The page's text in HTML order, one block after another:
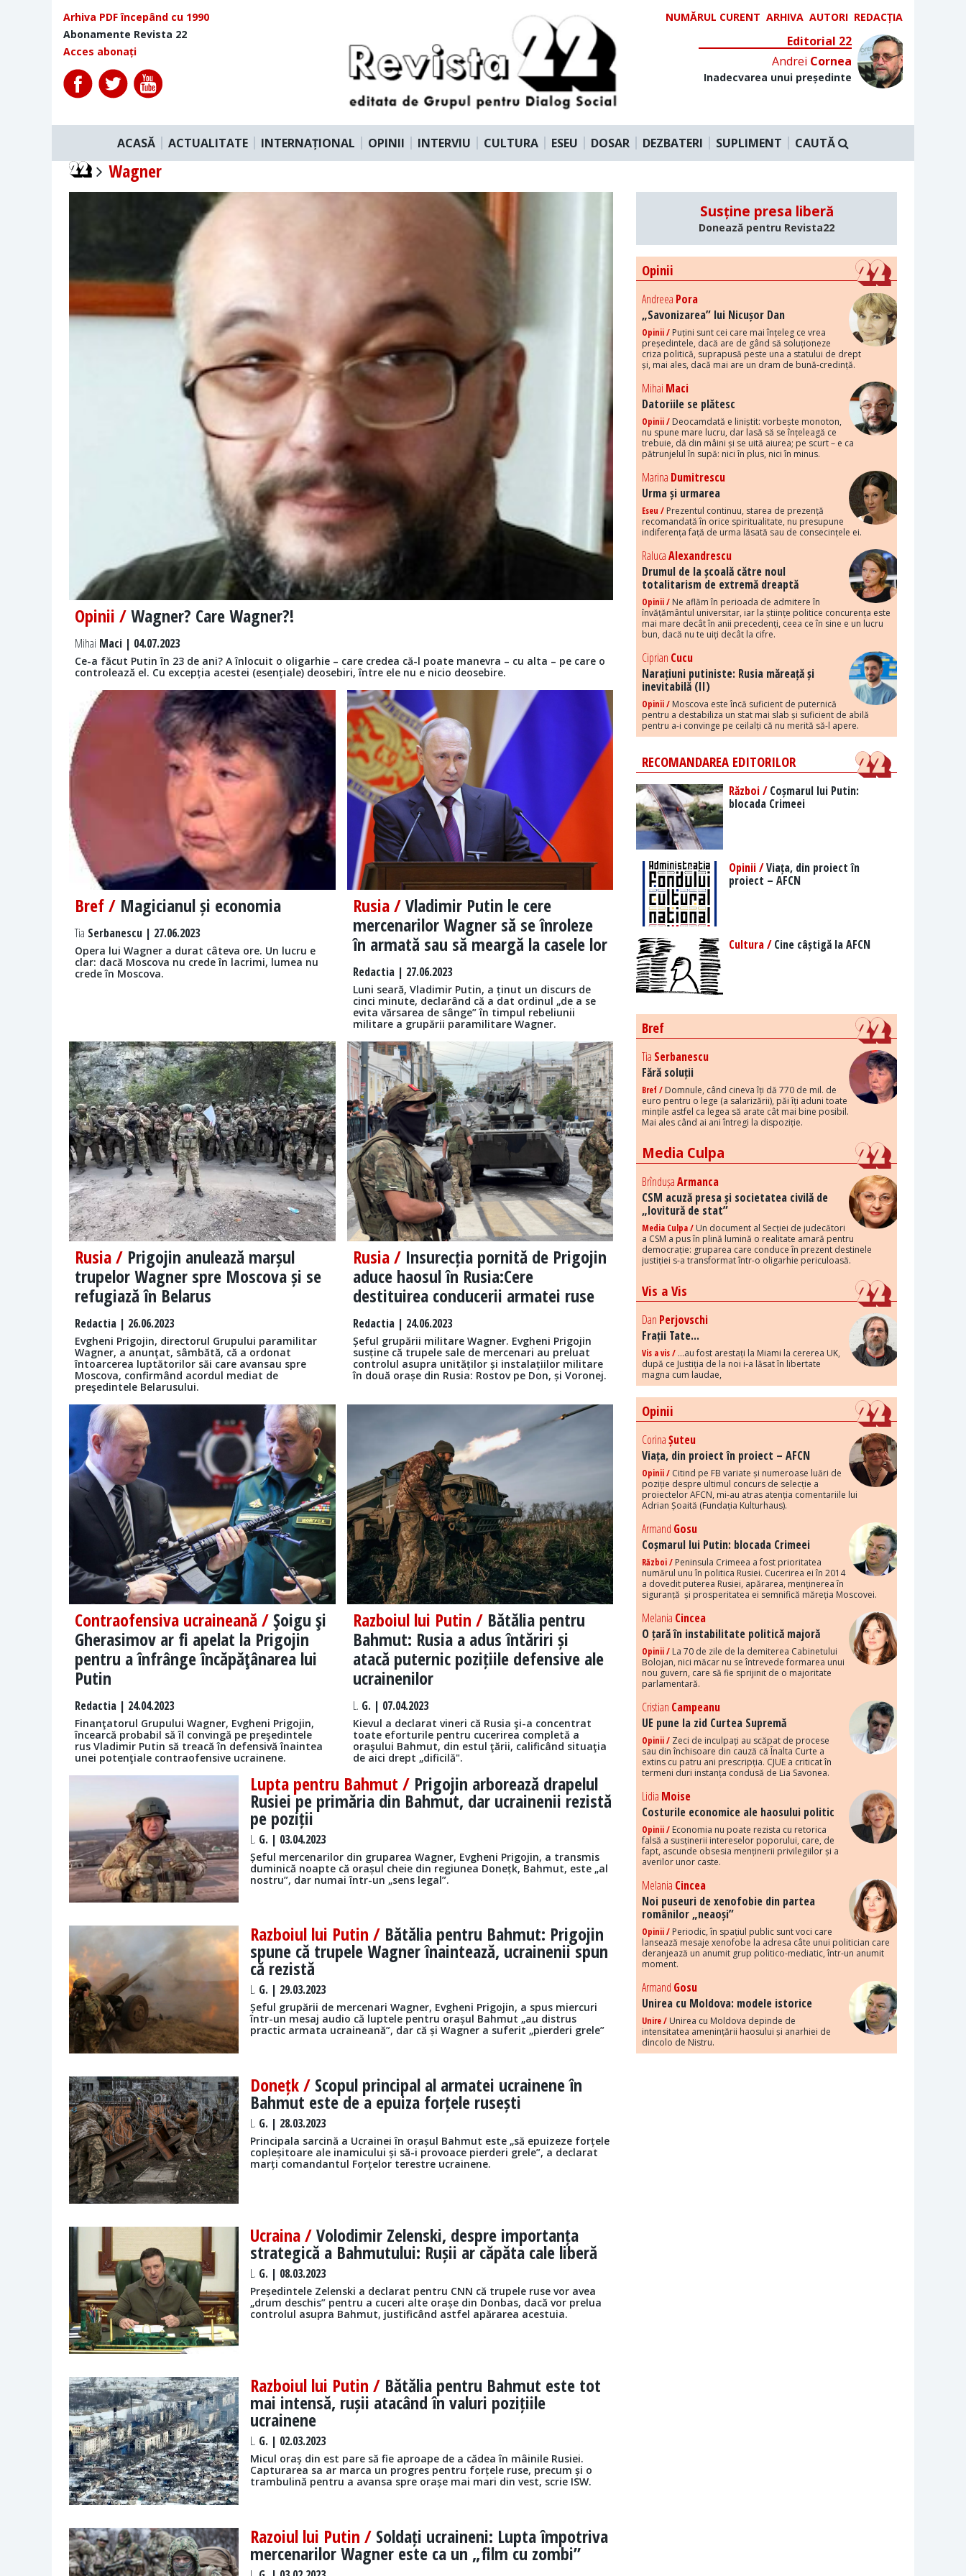
Arhiva PDF începând cu 1990
Abonamente Revista 22
Acces abonați
NUMĂRUL CURENT ARHIVA AUTORI REDACȚIA
Editorial 22
Andrei Cornea
Inadecvarea unui președinte
ACASĂ ACTUALITATE INTERNAȚIONAL OPINII INTERVIU CULTURA ESEU DOSAR DEZBATERI SUPLIMENT CAUTĂ
Wagner
Opinii /Wagner? Care Wagner?!
Mihai Maci | 04.07.2023
Ce-a făcut Putin în 23 de ani? A înlocuit o oligarhie – care credea că-l poate manevra – cu alta – pe care o
controlează el. Cu excepția acestei (esențiale) deosebiri, între ele nu e nicio deosebire.
Bref / Magicianul și economia
Tia Serbanescu | 27.06.2023
Opera lui Wagner a durat câteva ore. Un lucru e
clar: dacă Moscova nu crede în lacrimi, lumea nu
crede în Moscova.
Rusia /Vladimir Putin le cere
mercenarilor Wagner să se înroleze
în armată sau să meargă la casele lor
Redactia| 27.06.2023
Luni seară, Vladimir Putin, a ținut un discurs de
cinci minute, declarând că a dat ordinul „de a se
evita vărsarea de sânge” în timpul rebeliunii
militare a grupării paramilitare Wagner.
Rusia / Prigojin anulează marșul
trupelor Wagner spre Moscova și se
refugiază în Belarus
Redactia | 26.06.2023
Evgheni Prigojin, directorul Grupului paramilitar
Wagner, a anunţat, sâmbătă, că a ordonat
întoarcerea luptătorilor săi care avansau spre
Moscova, confirmând acordul mediat de
preşedintele Belarusului.
Rusia / Insurecția pornită de Prigojin
aduce haosul în Rusia:Cere
destituirea conducerii armatei ruse
Redactia| 24.06.2023
Șeful grupării militare Wagner. Evgheni Prigojin
susține că trupele sale de mercenari au preluat
controlul asupra unităților și instalațiilor militare
în două orașe din Rusia: Rostov pe Don, și Voronej.
Contraofensiva ucraineană /Şoigu şi
Gherasimov ar fi apelat la Prigojin
pentru a înfrânge încăpăţânarea lui
Putin
Redactia | 24.04.2023
Finanţatorul Grupului Wagner, Evgheni Prigojin,
încearcă probabil să îl convingă pe preşedintele
rus Vladimir Putin să treacă în defensivă înaintea
unei potenţiale contraofensive ucrainene.
Razboiul lui Putin / Bătălia pentru
Bahmut: Rusia a adus întăriri și
atacă puternic pozițiile defensive ale
ucrainenilor
L. G. | 07.04.2023
Kievul a declarat vineri că Rusia şi-a concentrat
toate eforturile pentru cucerirea completă a
oraşului Bahmut, din estul ţării, calificând situaţia
de aici drept „dificilă".
Lupta pentru Bahmut / Prigojin arborează drapelul
Rusiei pe primăria din Bahmut, dar ucrainenii rezistă
pe poziții
L. G. | 03.04.2023
Șeful mercenarilor din gruparea Wagner, Evgheni Prigojin, a transmis
duminică noapte că orașul cheie din regiunea Donețk, Bahmut, este „al
nostru”, dar numai într-un „sens legal”.
Razboiul lui Putin / Bătălia pentru Bahmut: Prigojin
spune că trupele Wagner înaintează, ucrainenii spun
că rezistă
L. G. | 29.03.2023
Șeful grupării de mercenari Wagner, Evgheni Prigojin, a spus miercuri
într-un mesaj audio că luptele pentru orașul Bahmut „au distrus
practic armata ucraineană”, dar că și Wagner a suferit „pierderi grele”
Donețk / Scopul principal al armatei ucrainene în
Bahmut este de a epuiza forțele rusești
L. G. | 28.03.2023
Principala sarcină a Ucrainei în orașul Bahmut este „să epuizeze forțele
copleșitoare ale inamicului și să-i provoace pierderi grele”, a declarat
marți comandantul Forțelor terestre ucrainene.
Ucraina /Volodimir Zelenski, despre importanța
strategică a Bahmutului: Rușii ar căpăta cale liberă
L. G. | 08.03.2023
Președintele Zelenski a declarat pentru CNN că trupele ruse vor avea
„drum deschis” pentru a cuceri alte orașe din Donbas, dacă vor prelua
controlul asupra Bahmut, justificând astfel apărarea acestuia.
Razboiul lui Putin / Bătălia pentru Bahmut este tot
mai intensă, rușii atacând în valuri pozițiile
ucrainene
L. G. | 02.03.2023
Micul oraș din est pare să fie aproape de a cădea în mâinile Rusiei.
Capturarea sa ar marca un progres pentru forțele ruse, precum și o
trambulină pentru a avansa spre orașe mai mari din vest, scrie ISW.
Razoiul lui Putin / Soldați ucraineni: Lupta împotriva
mercenarilor Wagner este ca un „film cu zombi”
Susține presa liberă
Donează pentru Revista22
Opinii
Andreea Pora
„Savonizarea” lui Nicușor Dan
Opinii / Puțini sunt cei care mai înțeleg ce vrea
președintele, dacă are de gând să soluționeze
criza politică, suprapusă peste una a statului de drept
și, mai ales, dacă mai are un dram de bună-credință.
Mihai Maci
Datoriile se plătesc
Opinii / Deocamdată e liniștit: vorbește monoton,
nu spune mare lucru, dar lasă să se înțeleagă ce
trebuie, dă din mâini și se uită aiurea; pe scurt – e ca
pătrunjelul în supă: nici în plus, nici în minus.
Marina Dumitrescu
Urma și urmarea
Eseu / Prezentul continuu, starea de prezență
recomandată în orice spiritualitate, nu presupune
indiferența față de urma lăsată sau de consecințele ei.
RalucaAlexandrescu
Drumul de la școală către noul
totalitarism de extremă dreaptă
Opinii / Ne aflăm în perioada de admitere în
învățământul universitar, iar la științe politice concurența este
mai mare decât în anii precedenți, ceea ce în sine e un lucru
bun, dacă nu te uiți decât la cifre.
Ciprian Cucu
Narațiuni putiniste: Rusia măreață și
inevitabilă (II)
Opinii / Moscova este încă suficient de puternică
pentru a destabiliza un stat mai slab și suficient de abilă
pentru a-i convinge pe ceilalți că nu merită să-l apere.
RECOMANDAREA EDITORILOR
Război /Coșmarul lui Putin:
blocada Crimeei
Opinii /Viața, din proiect în
proiect – AFCN
Cultura /Cine câștigă la AFCN
Bref
Tia Serbanescu
Fără soluții
Bref / Domnule, când cineva îți dă 770 de mil. de
euro pentru o lege (a salarizării), păi îți aduni toate
mințile astfel ca legea să arate cât mai bine posibil.
Mai ales când ai ani întregi la dispoziție.
Media Culpa
BrîndușaArmanca
CSM acuză presa și societatea civilă de
„lovitură de stat”
Media Culpa / Un document al Secției de judecători
a CSM a pus în plină lumină o realitate amară pentru
democrație: gruparea care conduce în prezent destinele
justiției s-a transformat într-o oligarhie periculoasă.
Vis a Vis
Dan Perjovschi
Frații Tate...
Vis a vis / ...au fost arestați la Miami la cererea UK,
după ce Justiția de la noi i-a lăsat în libertate
magna cum laudae,
Opinii
CorinaȘuteu
Viața, din proiect în proiect – AFCN
Opinii / Citind pe FB variate și numeroase luări de
poziție despre ultimul concurs de selecție a
proiectelor AFCN, mi-au atras atenția comentariile lui
Adrian Șoaită (Fundația Kulturhaus).
Armand Gosu
Coșmarul lui Putin: blocada Crimeei
Război / Peninsula Crimeea a fost prioritatea
numărul unu în politica Rusiei. Cucerirea ei în 2014
a dovedit puterea Rusiei, apărarea, menținerea în
siguranță și prosperitatea ei semnifică măreția Moscovei.
Melania Cincea
O țară în instabilitate politică majoră
Opinii / La 70 de zile de la demiterea Cabinetului
Bolojan, nici măcar nu se întrevede formarea unui
nou guvern, care să fie sprijinit de o majoritate
parlamentară.
Cristian Campeanu
UE pune la zid Curtea Supremă
Opinii / Zeci de inculpați au scăpat de procese
sau din închisoare din cauză că Înalta Curte a
extins cu patru ani prescripția. CJUE a criticat în
termeni duri instanța condusă de Lia Savonea.
Lidia Moise
Costurile economice ale haosului politic
Opinii / Economia nu poate rezista cu retorica
falsă a susținerii intereselor poporului, care, de
fapt, ascunde obsesia menținerii privilegiilor și a
averilor unor caste.
Melania Cincea
Noi puseuri de xenofobie din partea
românilor „neaoși”
Opinii / Periodic, în spațiul public sunt voci care
lansează mesaje xenofobe la adresa câte unui politician care
deranjează un anumit grup politico-mediatic, într-un anumit
moment.
Armand Gosu
Unirea cu Moldova: modele istorice
Unire / Unirea cu Moldova depinde de
intensitatea amenințării haosului și anarhiei de
dincolo de Nistru.